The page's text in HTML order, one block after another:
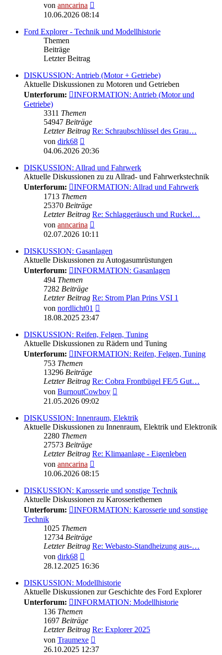
von anncarina
Beitrag
10.06.2026 08:14
Ford Explorer - Technik und Modellhistorie
Themen
Beiträge
Letzter Beitrag
DISKUSSION: Antrieb (Motor + Getriebe)
Aktuelle Diskussionen zu Motoren und Getrieben
Unterforum:
INFORMATION: Antrieb (Motor und
Getriebe)
3311 Themen
54947 Beiträge
Letzter Beitrag Re: Schraubschlüssel des Grau…
von dirk68
Beitrag
04.06.2026 20:36
DISKUSSION: Allrad und Fahrwerk
Aktuelle Diskussionen zu zu Allrad- und Fahrwerkstechnik
Unterforum:
INFORMATION: Allrad und Fahrwerk
1713 Themen
25370 Beiträge
Letzter Beitrag Re: Schlaggeräusch und Ruckel…
von anncarina
Beitrag
02.07.2026 10:11
DISKUSSION: Gasanlagen
Aktuelle Diskussionen zu Autogasumrüstungen
Unterforum:
INFORMATION: Gasanlagen
494 Themen
7282 Beiträge
Letzter Beitrag Re: Strom Plan Prins VSI 1
von nordlicht01
18.08.2025 23:47
DISKUSSION: Reifen, Felgen, Tuning
Aktuelle Diskussionen zu Rädern und Tuning
Unterforum:
INFORMATION: Reifen, Felgen, Tuning
753 Themen
13296 Beiträge
Letzter Beitrag Re: Cobra Frontbügel FE/5 Gut…
von BurnoutCowboy
21.05.2026 09:02
DISKUSSION: Innenraum, Elektrik
Aktuelle Diskussionen zu Innenraum, Elektrik und Elektronik
2280 Themen
27573 Beiträge
Letzter Beitrag Re: Klimaanlage - Eigenleben
von anncarina
Beitrag
10.06.2026 08:15
DISKUSSION: Karosserie und sonstige Technik
Aktuelle Diskussionen zu Karosseriethemen
Unterforum:
INFORMATION: Karosserie und sonstige
Technik
1025 Themen
12734 Beiträge
Letzter Beitrag Re: Webasto-Standheizung aus-…
von dirk68
Beitrag
28.12.2025 16:36
DISKUSSION: Modellhistorie
Aktuelle Diskussionen zur Geschichte des Ford Explorer
Unterforum:
INFORMATION: Modellhistorie
136 Themen
1697 Beiträge
Letzter Beitrag Re: Explorer 2025
von Traumexe
Beitrag
26.10.2025 12:37